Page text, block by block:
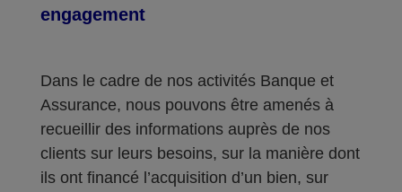
engagement
Dans le cadre de nos activités Banque et
Assurance, nous pouvons être amenés à
recueillir des informations auprès de nos
clients sur leurs besoins, sur la manière dont
ils ont financé l’acquisition d’un bien, sur